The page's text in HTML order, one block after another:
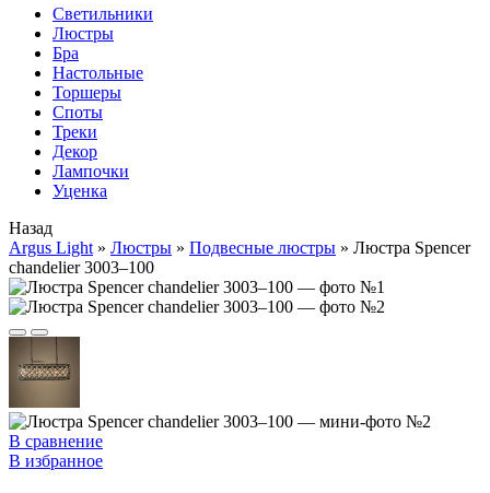
Cветильники
Люстры
Бра
Настольные
Торшеры
Споты
Треки
Декор
Лампочки
Уценка
Назад
Argus Light » Люстры » Подвесные люстры » Люстра Spencer
chandelier 3003–100
В сравнение
В избранное